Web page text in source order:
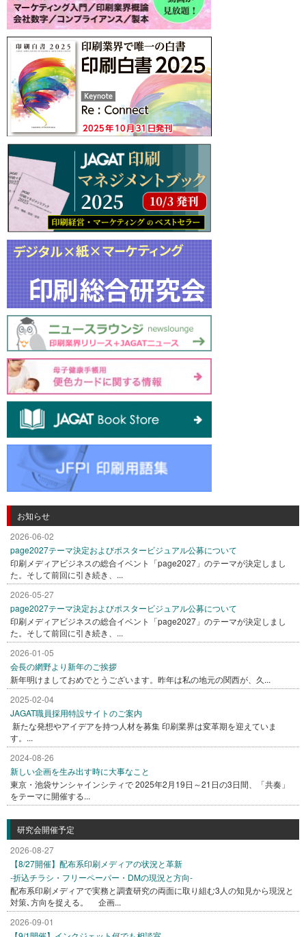
お知らせ
2026-06-02
page2027テーマ決定およびポスタービジュアル公募について
印刷メディアビジネスの総合イベント「page2027」のテーマが決定しまし
た。そして前回に引き続き、...
2026-05-27
page2027テーマ決定およびポスタービジュアル公募について
印刷メディアビジネスの総合イベント「page2027」のテーマが決定しまし
た。そして前回に引き続き、...
2026-01-05
会長の網野より新年のご挨拶
新年明けましておめでとうございます。昨年は私の地元の関西が、久...
2025-02-04
JAGAT職員採用特設サイトのご案内
新たな発想やアイデアを持つ人材を募集 印刷業界は変革期を迎えていま
す。...
2024-08-26
新しい企画を生み出す時に大事なこと
東京・池袋サンシャインシティで 2025年2月19日～21日の3日間、「共奏」
をテーマに開催する...
研究会開催予定
2026-08-27
【8/27開催】配布系印刷メディアの状況と革新
-折込チラシ・フリーペーパー・DMの現況と方向-
配布系印刷メディアで実務と調査研究の両面に取り組む3人の知見から現況と
対策､方向を捉える。 企画...
2026-09-01